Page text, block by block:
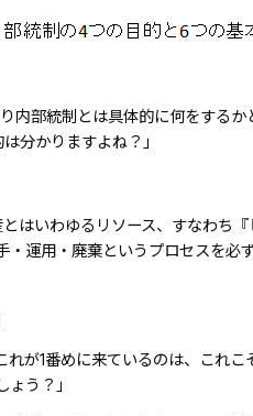
内部統制とは具体的に何をする
分かりますよね？」
はいわゆるリソース、すなわち
運用・廃棄というプロセスを必
が1番めに来ているのは、これ
う？」